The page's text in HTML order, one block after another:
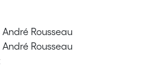
Rousseau
Rousseau